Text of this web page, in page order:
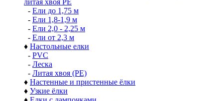
литая хвоя РЕ
- Ели до 1,75 м
- Ели 1,8-1,9 м
- Ели 2,0 - 2,25 м
- Ели от 2,3 м
♦ Настольные елки
- PVC
- Леска
- Литая хвоя (РЕ)
♦ Настенные и пристенные ёлки
♦ Узкие ёлки